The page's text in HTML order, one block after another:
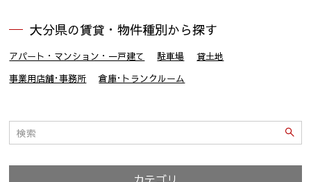
大分県の賃貸・物件種別から探す
アパート・マンション・一戸建て 駐車場
貸土地
事業用店舗･事務所
倉庫･トランクルーム